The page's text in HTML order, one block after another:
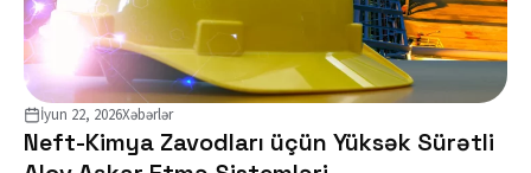
İyun 22, 2026Xəbərlər
Neft-Kimya Zavodları üçün Yüksək Sürətli